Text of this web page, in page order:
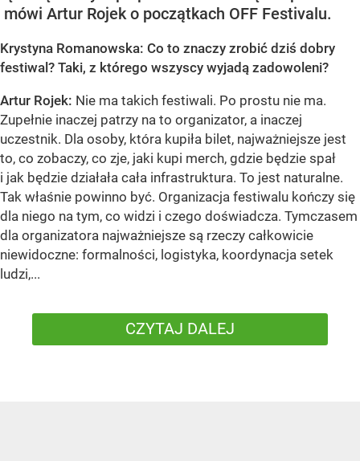
mówi Artur Rojek o początkach OFF Festivalu.
Krystyna Romanowska: Co to znaczy zrobić dziś dobry
festiwal? Taki, z którego wszyscy wyjadą zadowoleni?
Artur Rojek: Nie ma takich festiwali. Po prostu nie ma.
Zupełnie inaczej patrzy na to organizator, a inaczej
uczestnik. Dla osoby, która kupiła bilet, najważniejsze jest
to, co zobaczy, co zje, jaki kupi merch, gdzie będzie spał
i jak będzie działała cała infrastruktura. To jest naturalne.
Tak właśnie powinno być. Organizacja festiwalu kończy się
dla niego na tym, co widzi i czego doświadcza. Tymczasem
dla organizatora najważniejsze są rzeczy całkowicie
niewidoczne: formalności, logistyka, koordynacja setek
ludzi,...
CZYTAJ DALEJ